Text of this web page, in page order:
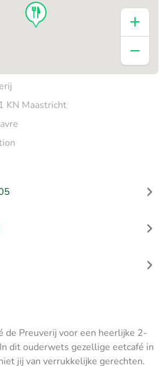
KN Maastricht
de Preuverij voor een heerlijke 2-
dit ouderwets gezellige eetcafé in
jij van verrukkelijke gerechten.